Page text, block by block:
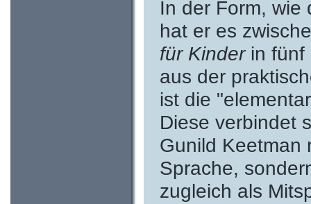
In der Form, wie
hat er es
für Kinderin fünf
aus der
ist die
Diese verbindet
Gunild Keetman
Sprache,
zugleich als